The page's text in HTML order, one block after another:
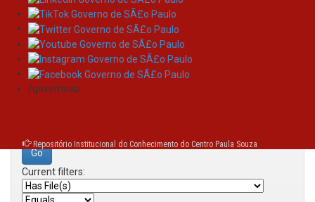
Skip
navigation
/governosp
Repositório Institucional do Conhecimento do Centro Paula Souza
Search
Search:
Current filters: